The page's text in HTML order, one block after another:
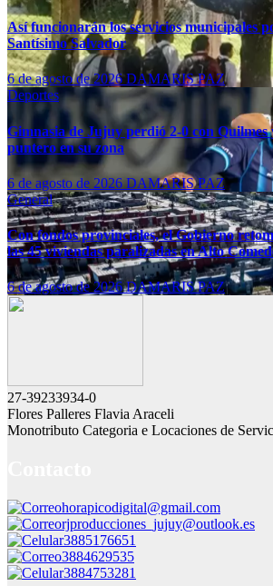
Así funcionarán los servicios municipales
Santísimo Salvador
6 de agosto de 2026DAMARIS PAZ
Deportes
Gimnasia de Jujuy perdió 2-0 con Quilmes
puntero en su zona
6 de agosto de 2026DAMARIS PAZ
General
Con fondos provinciales, el Gobierno
las 45 viviendas paralizadas en Alto
6 de agosto de 2026DAMARIS PAZ
27-39233934-0
Flores Palleres Flavia Araceli
Monotributo Categoria e Locaciones de
horapicodigital@gmail.com
rjproducciones_jujuy@outlook.es
3885176651
3884629535
3884753281